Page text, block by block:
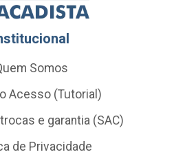
Somos
Acesso (Tutorial)
e garantia (SAC)
de Privacidade